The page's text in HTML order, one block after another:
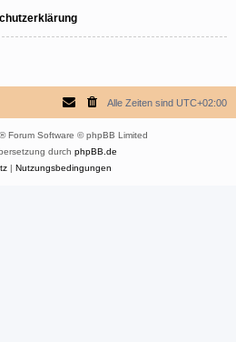
Alle Zeiten sind UTC+02:00
® Forum Software © phpBB Limited
durch phpBB.de
| Nutzungsbedingungen